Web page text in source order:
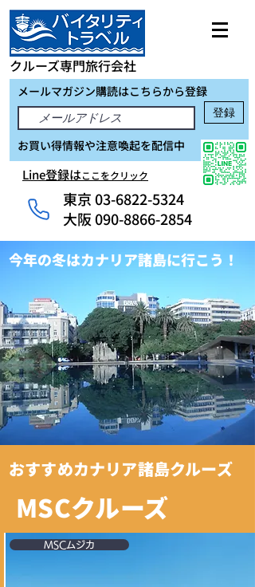
クルーズ専門旅行会社
メールマガジン購読はこちらから登録
登録
お買い得情報や注意喚起を配信中
Line登録はここをクリック
東京03-6822-5324
大阪 090-8866-2854
今年の冬はカナリア諸島に行こう！
おすすめカナリア諸島クルーズ
MSCクルーズ
MSCムジカ